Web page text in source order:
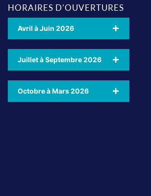
HORAIRES D'OUVERTURES
Avril à Juin 2026
Juillet à Septembre 2026
Octobre à Mars 2026